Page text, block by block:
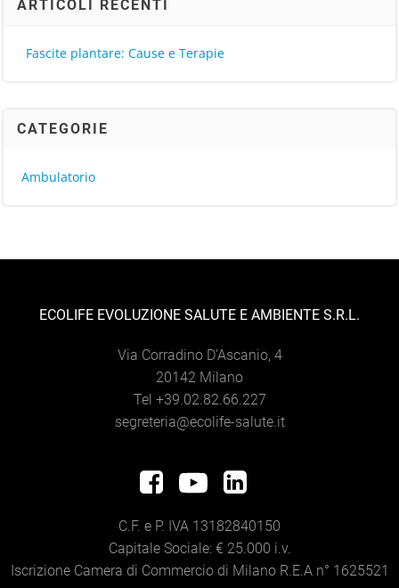
ARTICOLI RECENTI
Fascite plantare: Cause e Terapie
CATEGORIE
Ambulatorio
ECOLIFE EVOLUZIONE SALUTE E AMBIENTE S.R.L.
Via Corradino D'Ascanio, 4
20142 Milano
Tel +39.02.82.66.227
segreteria@ecolife-salute.it
C.F. e P. IVA 13182840150
Capitale Sociale: € 25.000 i.v.
Iscrizione Camera di Commercio di Milano R.E.A n° 1625521